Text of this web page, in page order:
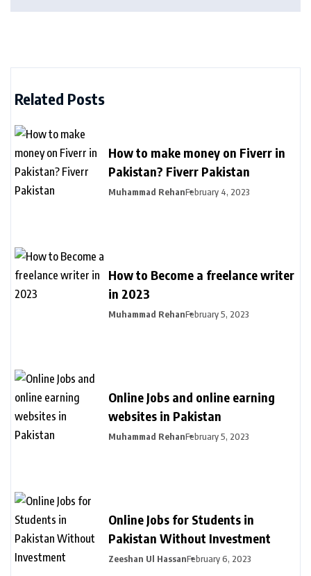
Related Posts
How to make money on Fiverr in
Pakistan? Fiverr Pakistan
Muhammad RehanFebruary 4, 2023
How to Become a freelance writer
in 2023
Muhammad RehanFebruary 5, 2023
Online Jobs and online earning
websites in Pakistan
Muhammad RehanFebruary 5, 2023
Online Jobs for Students in
Pakistan Without Investment
Zeeshan Ul HassanFebruary 6, 2023